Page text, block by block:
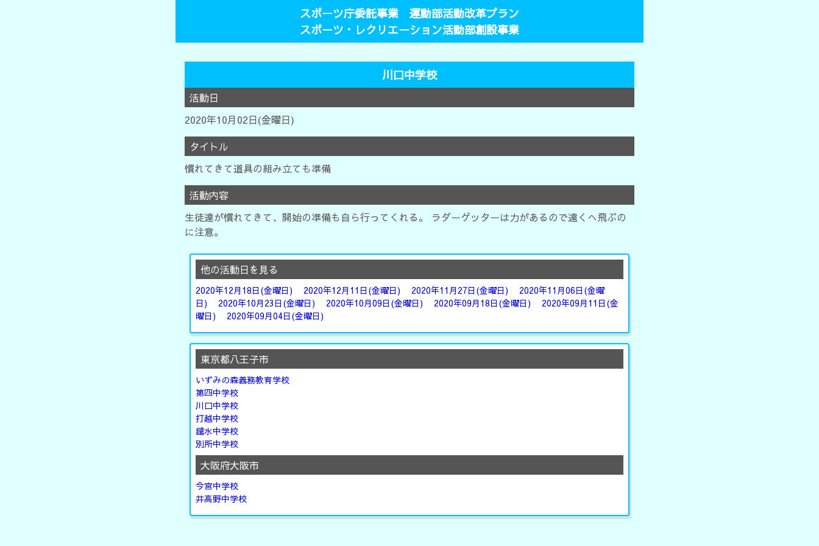
スポーツ庁委託事業 運動部活動改革プラン
スポーツ・レクリエーション活動部創設事業
川口中学校
活動日
2020年10月02日(金曜日)
タイトル
慣れてきて道具の組み立ても準備
活動内容
生徒達が慣れてきて、開始の準備も自ら行ってくれる。 ラダーゲッターは力があるので遠くへ飛ぶの
に注意。
他の活動日を見る
2020年12月18日(金曜日) 2020年12月11日(金曜日) 2020年11月27日(金曜日)
2020年11月06日(金曜
日)
2020年10月23日(金曜日) 2020年10月09日(金曜日) 2020年09月18日(金曜日)
2020年09月11日(金
曜日)
2020年09月04日(金曜日)
東京都八王子市
いずみの森義務教育学校
第四中学校
川口中学校
打越中学校
鑓水中学校
別所中学校
大阪府大阪市
今宮中学校
井高野中学校